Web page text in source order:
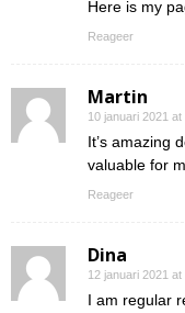
Here is my
Reageer
Martin
10 januari 2021
It’s amazing
valuable for
Reageer
Dina
12 januari 2021
I am regular